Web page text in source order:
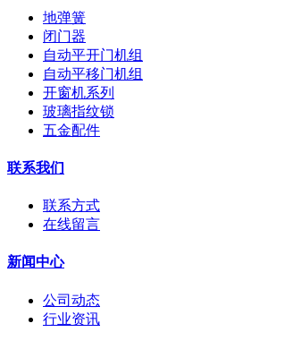
地弹簧
闭门器
自动平开门机组
自动平移门机组
开窗机系列
玻璃指纹锁
五金配件
联系我们
联系方式
在线留言
新闻中心
公司动态
行业资讯